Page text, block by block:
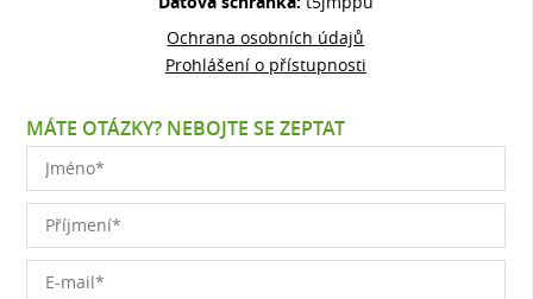
Ochrana osobních údajů
Prohlášení o přístupnosti
MÁTE OTÁZKY? NEBOJTE SE ZEPTAT